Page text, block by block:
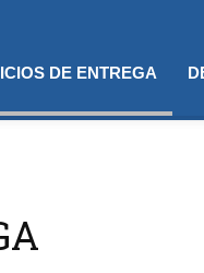
DE ENTREGA